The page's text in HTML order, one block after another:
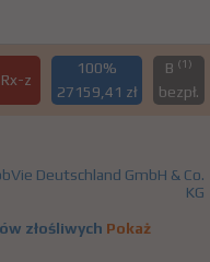
Rx-z
100%
27159,41 zł
B (1)
bezpł.
Deutschland GmbH & Co.
KG
złośliwych Pokaż